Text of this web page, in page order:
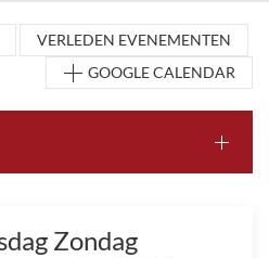
VERLEDEN EVENEMENTEN
GOOGLE CALENDAR
Zondag